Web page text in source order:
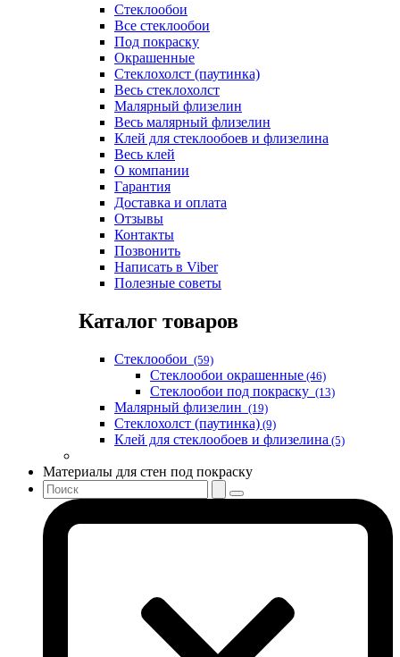
Стеклообои
Все стеклообои
Под покраску
Окрашенные
Стеклохолст (паутинка)
Весь стеклохолст
Малярный флизелин
Весь малярный флизелин
Клей для стеклообоев и флизелина
Весь клей
О компании
Гарантия
Доставка и оплата
Отзывы
Контакты
Позвонить
Написать в Viber
Полезные советы
Каталог товаров
Стеклообои (59)
Стеклообои окрашенные (46)
Стеклообои под покраску (13)
Малярный флизелин (19)
Стеклохолст (паутинка) (9)
Клей для стеклообоев и флизелина (5)
Материалы для стен под покраску